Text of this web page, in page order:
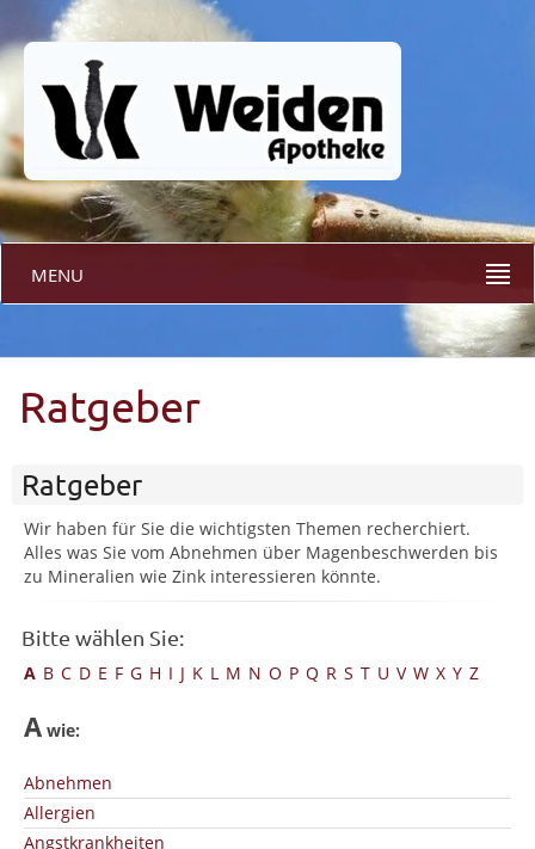
MENU
Ratgeber
Ratgeber
Wir haben für Sie die wichtigsten Themen recherchiert.
Alles was Sie vom Abnehmen über Magenbeschwerden bis
zu Mineralien wie Zink interessieren könnte.
Bitte wählen Sie:
A B C D E F G H I J K L M N O P Q R S T U V W X Y Z
A wie:
Abnehmen
Allergien
Angstkrankheiten